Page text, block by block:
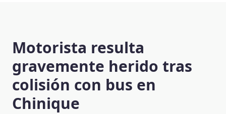
Motorista resulta
gravemente herido tras
colisión con bus en
Chinique